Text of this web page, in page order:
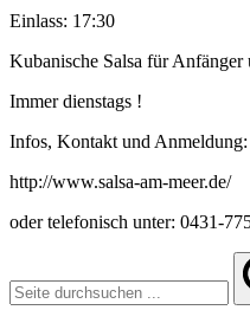
Einlass: 17:30
Kubanische Salsa für Anfänger
Immer dienstags !
Infos, Kontakt und Anmeldung:
http://www.salsa-am-meer.de/
oder telefonisch unter: 0431-